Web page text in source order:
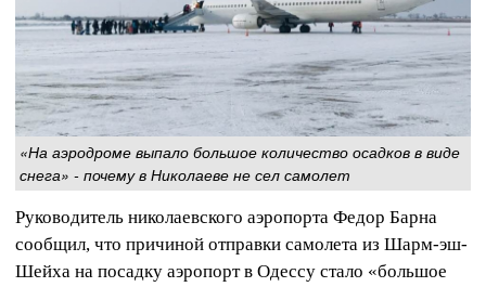
«На аэродроме выпало большое количество осадков в виде
снега» - почему в Николаеве не сел самолет
Руководитель николаевского аэропорта Федор Барна
сообщил, что причиной отправки самолета из Шарм-эш-
Шейха на посадку аэропорт в Одессу стало «большое